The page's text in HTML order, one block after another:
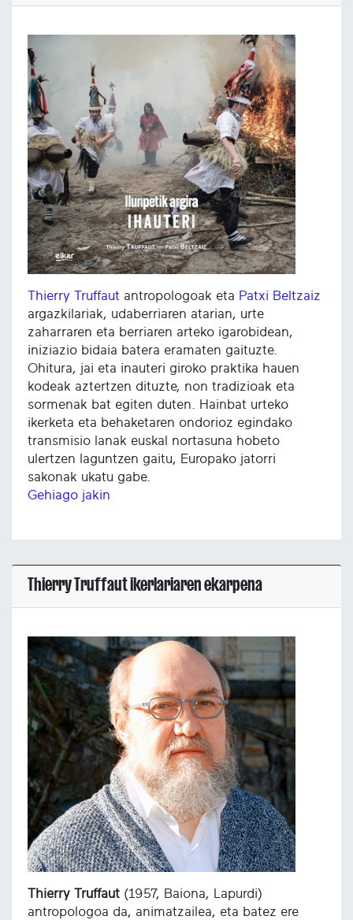
Thierry Truffaut antropologoak eta Patxi Beltzaiz
argazkilariak, udaberriaren atarian, urte
zaharraren eta berriaren arteko igarobidean,
iniziazio bidaia batera eramaten gaituzte.
Ohitura, jai eta inauteri giroko praktika hauen
kodeak aztertzen dituzte, non tradizioak eta
sormenak bat egiten duten. Hainbat urteko
ikerketa eta behaketaren ondorioz egindako
transmisio lanak euskal nortasuna hobeto
ulertzen laguntzen gaitu, Europako jatorri
sakonak ukatu gabe.
Gehiago jakin
Thierry Truffaut ikerlariaren ekarpena
Thierry Truffaut (1957, Baiona, Lapurdi)
antropologoa da, animatzailea, eta batez ere